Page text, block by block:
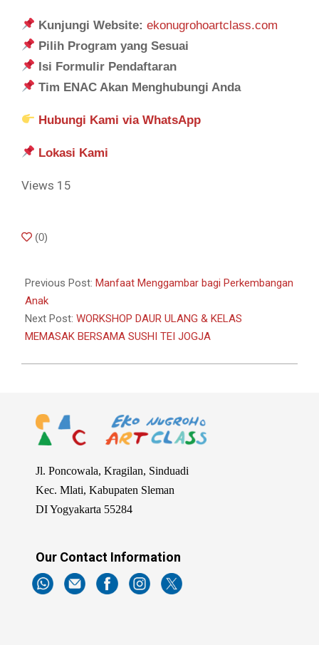
Kunjungi Website: ekonugrohoartclass.com
Pilih Program yang Sesuai
Isi Formulir Pendaftaran
Tim ENAC Akan Menghubungi Anda
Hubungi Kami via WhatsApp
Lokasi Kami
Views 15
2025-
(0)
Previous Post: Manfaat Menggambar bagi Perkembangan
Anak
Next Post: WORKSHOP DAUR ULANG & KELAS
MEMASAK BERSAMA SUSHI TEI JOGJA
Jl. Poncowala, Kragilan, Sinduadi
Kec. Mlati, Kabupaten Sleman
DI Yogyakarta 55284
Our Contact Information